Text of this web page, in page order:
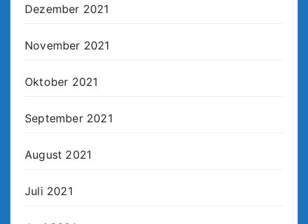
Dezember 2021
November 2021
Oktober 2021
September 2021
August 2021
Juli 2021